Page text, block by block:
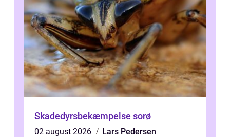
Skadedyrsbekæmpelse sorø
02 august 2026
Lars Pedersen